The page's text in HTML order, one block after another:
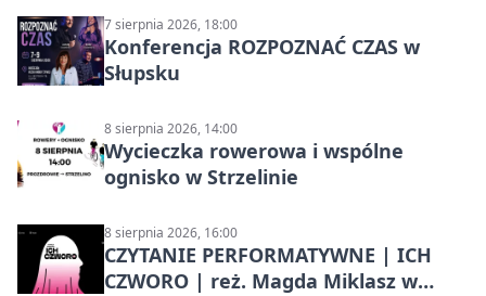
7 sierpnia 2026, 18:00
Konferencja ROZPOZNAĆ CZAS w
Słupsku
8 sierpnia 2026, 14:00
Wycieczka rowerowa i wspólne
ognisko w Strzelinie
8 sierpnia 2026, 16:00
CZYTANIE PERFORMATYWNE | ICH
CZWORO | reż. Magda Miklasz w